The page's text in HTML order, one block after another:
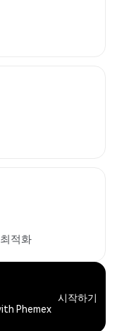
적화
Phemex
시작하기